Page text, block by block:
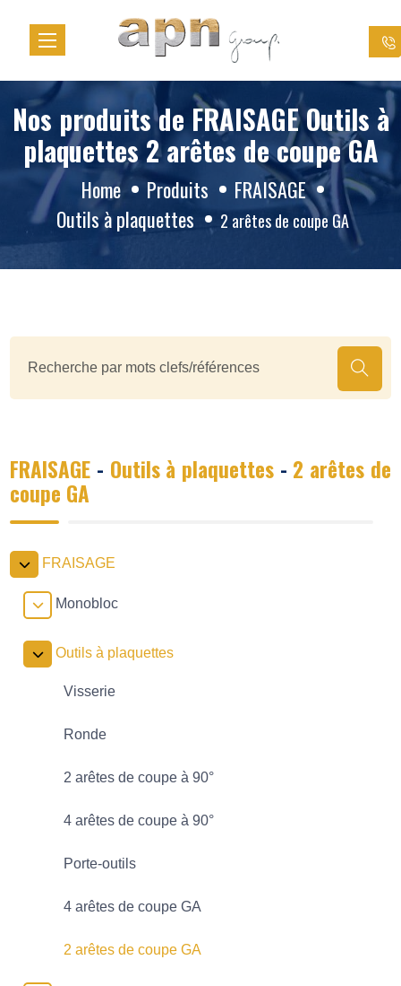
Nos produits de FRAISAGE Outils à
plaquettes 2 arêtes de coupe GA
Home Produits
FRAISAGE
Outils à plaquettes
2 arêtes de coupe GA
FRAISAGE - Outils à plaquettes - 2 arêtes de
coupe GA
FRAISAGE
Monobloc
Outils à plaquettes
Visserie
Ronde
2 arêtes de coupe à 90°
4 arêtes de coupe à 90°
Porte-outils
4 arêtes de coupe GA
2 arêtes de coupe GA